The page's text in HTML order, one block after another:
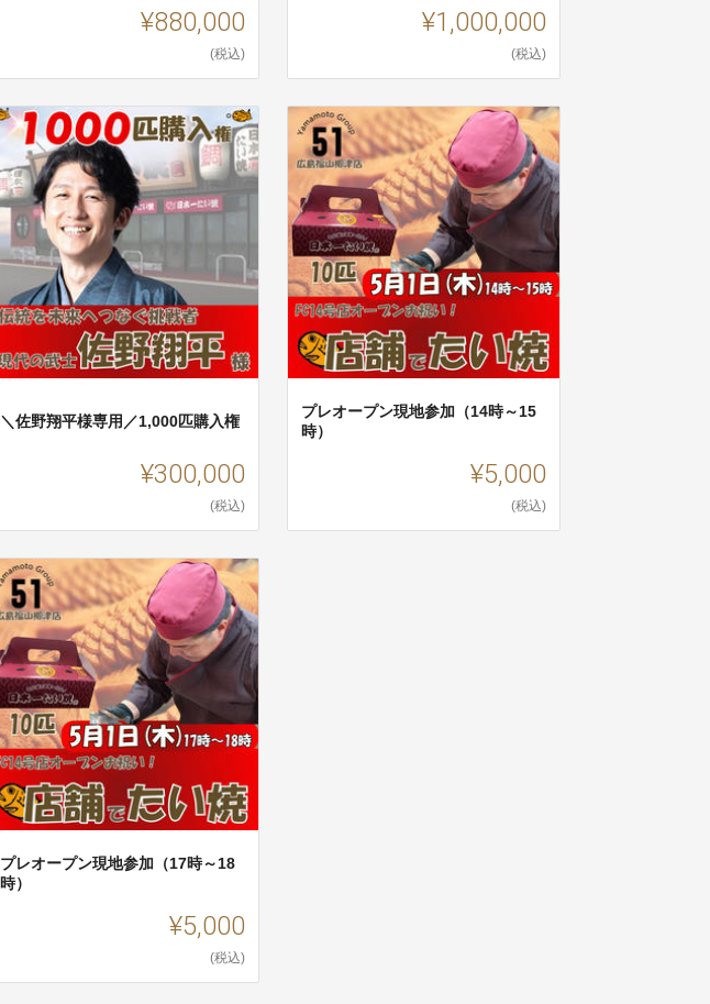
¥880,000
(税込)
¥1,000,000
(税込)
＼佐野翔平様専用／1,000匹購入権
¥300,000
(税込)
プレオープン現地参加（14時～15
時）
¥5,000
(税込)
プレオープン現地参加（17時～18
時）
¥5,000
(税込)